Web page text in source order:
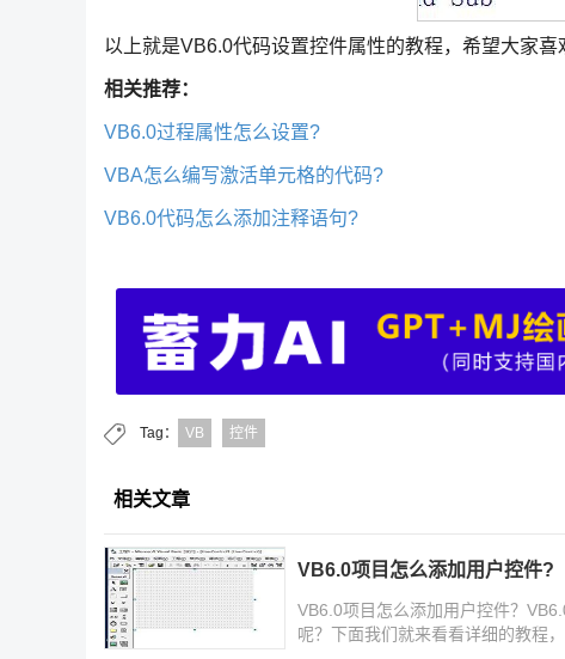
以上就是VB6.0代码设置控件属性的教程，希望大家喜
相关推荐：
VB6.0过程属性怎么设置?
VBA怎么编写激活单元格的代码?
VB6.0代码怎么添加注释语句?
Tag： VB 控件
相关文章
VB6.0项目怎么添加用户控件?
VB6.0项目怎么添加用户控件？
呢？下面我们就来看看详细的教程